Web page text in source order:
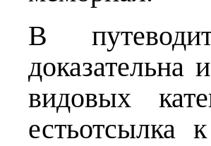
В
доказательна
видовых
естьотсылка